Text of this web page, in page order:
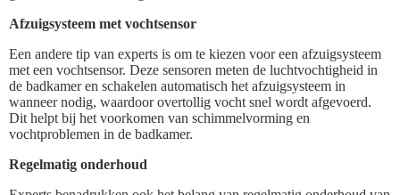
Afzuigsysteem met vochtsensor
Een andere tip van experts is om te kiezen voor een afzuigsysteem
met een vochtsensor. Deze sensoren meten de luchtvochtigheid in
de badkamer en schakelen automatisch het afzuigsysteem in
wanneer nodig, waardoor overtollig vocht snel wordt afgevoerd.
Dit helpt bij het voorkomen van schimmelvorming en
vochtproblemen in de badkamer.
Regelmatig onderhoud